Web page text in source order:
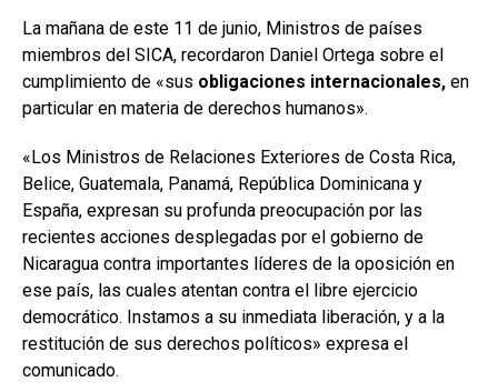
La mañana de este 11 de junio, Ministros de países
miembros del SICA, recordaron Daniel Ortega sobre el
cumplimiento de «sus obligaciones internacionales, en
particular en materia de derechos humanos».
«Los Ministros de Relaciones Exteriores de Costa Rica,
Belice, Guatemala, Panamá, República Dominicana y
España, expresan su profunda preocupación por las
recientes acciones desplegadas por el gobierno de
Nicaragua contra importantes líderes de la oposición en
ese país, las cuales atentan contra el libre ejercicio
democrático. Instamos a su inmediata liberación, y a la
restitución de sus derechos políticos» expresa el
comunicado.